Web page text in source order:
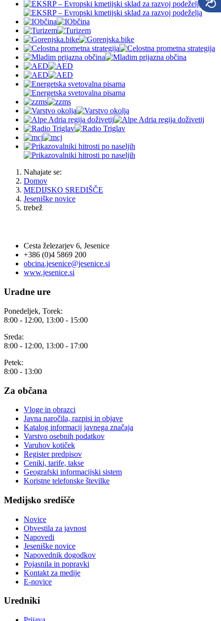
Nahajate se:
Domov
MEDIJSKO SREDIŠČE
Jeseniške novice
trebež
Cesta železarjev 6, Jesenice
+386 (0)4 5869 200
obcina.jesenice@jesenice.si
www.jesenice.si
Uradne ure
Ponedeljek, Torek:
8:00 - 12:00, 13:00 - 15:00
Sreda:
8:00 - 12:00, 13:00 - 17:00
Petek:
8:00 - 13:00
Za občana
Vloge in obrazci
Javna naročila, razpisi in objave
Katalog informacij javnega značaja
Varstvo osebnih podatkov
Varuhov kotiček
Register predpisov
Ceniki, tarife, takse
Geografski informacijski sistem
Koristne telefonske številke
Medijsko središče
Novice
Obvestila za javnost
Napovedi
Jeseniške novice
Napovednik dogodkov
Pojasnila in popravki
Kontakt za medije
E-novice
Uredniki